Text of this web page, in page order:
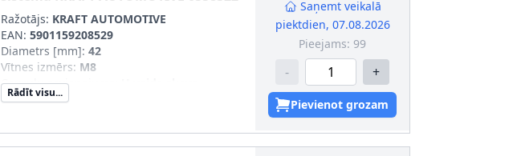
Ražotājs: KRAFT AUTOMOTIVE
EAN: 5901159208529
Diametrs [mm]: 42
Vītnes izmērs: M8
Cauruļu savienojums
Produkcijas numurs
Rādīt visu...
Saņemt veikalā
piektdien, 07.08.2026
Pieejams: 99
- +
Pievienot grozam